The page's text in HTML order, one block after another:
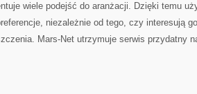
wiele podejść do aranżacji. Dzięki temu
niezależnie od tego, czy interesują
Mars-Net utrzymuje serwis przydatny